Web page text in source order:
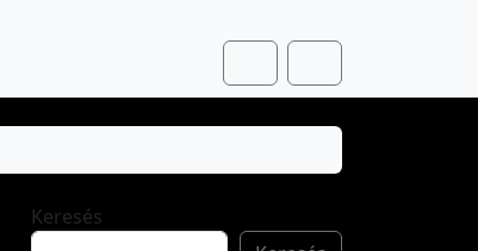
AccountCart
Keresés